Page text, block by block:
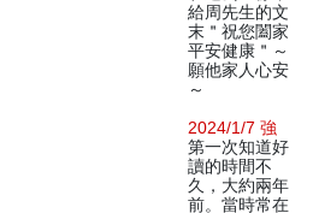
給周先生的文
末＂祝您闔家
平安健康＂～
願他家人心安
～
2024/1/7 強
第一次知道好
讀的時間不
久，大約兩年
前。當時常在